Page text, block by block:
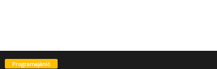
Programajánló